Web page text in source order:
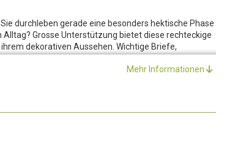
Sie durchleben gerade eine besonders hektische Phase
Grosse Unterstützung bietet diese rechteckige
dekorativen Aussehen. Wichtige Briefe,
meistens Dinge durch, auf deren praktischen
bei der Kork-Pinnwand. Dieser Klassiker begleitet
pinnen auch Ihre Kinder wichtige Termine oder Ideen
eine schöne Erweiterung des Innendekors dar.
Mehr Informationen